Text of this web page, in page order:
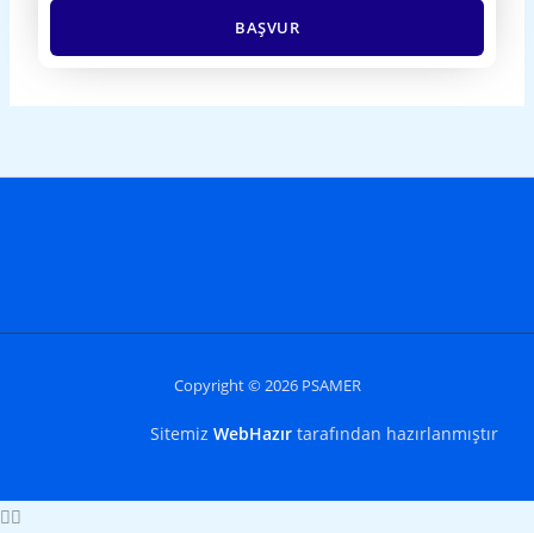
BAŞVUR
Copyright © 2026 PSAMER
Sitemiz WebHazır tarafından hazırlanmıştır